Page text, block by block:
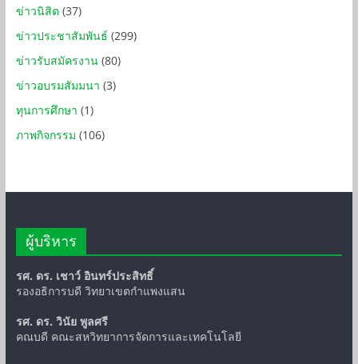
ข่าวนิสิต (37)
ข่าวประชาสัมพันธ์ (299)
ข่าวรับสมัครงาน(80)
ข่าวอบรมสัมมนา (3)
ทุนการศึกษา (1)
ภาพกิจกรรม (106)
ผู้บริหาร
รศ. ดร. เชาว์ อินทร์ประสิทธิ์
รองอธิการบดี วิทยาเขตกำแพงแสน
รศ. ดร. วินัย พูลศรี
คณบดี คณะสหวิทยาการจัดการและเทคโนโลยี